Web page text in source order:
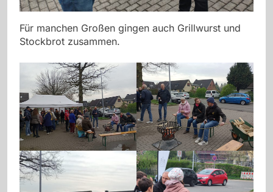
Für manchen Großen gingen auch Grillwurst und
Stockbrot zusammen.